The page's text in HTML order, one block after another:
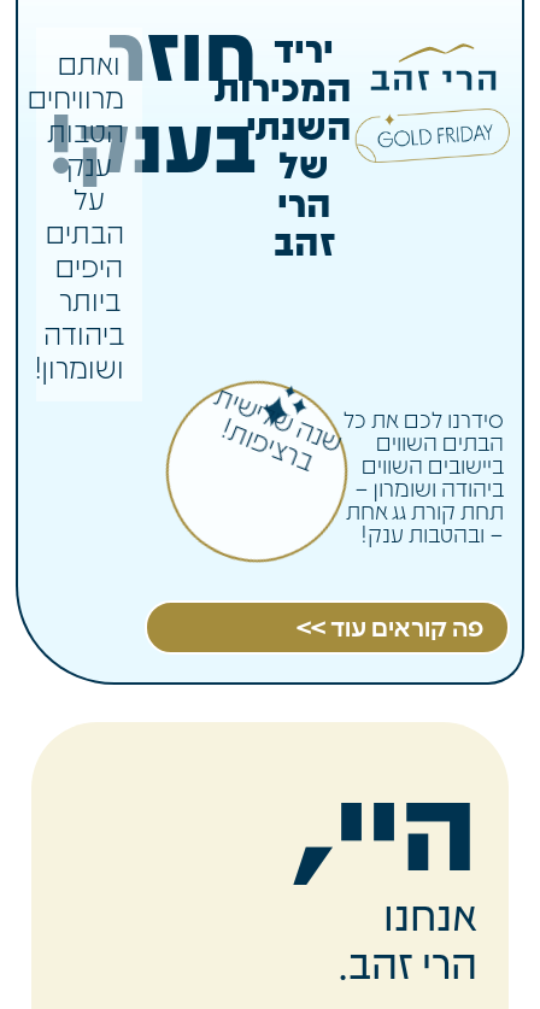
יריד
המכירות
השנתי
של
הרי
זהב
חוזר
בענק!
ואתם
מרוויחים
הטבות
ענק
על
הבתים
היפים
ביותר
ביהודה
ושומרון!
סידרנו לכם את כל
הבתים השווים
ביישובים השווים
ביהודה ושומרון –
תחת קורת גג אחת
– ובהטבות ענק!
ש
נ
ה
ש
לי
שי
ת
ב
ר
צי
פו
ת
!
פה קוראים עוד >>
היי,
אנחנו
הרי זהב.